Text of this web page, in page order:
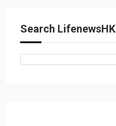
Search LifenewsHK